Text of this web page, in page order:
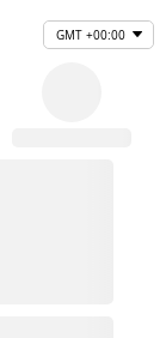
GMT +00:00